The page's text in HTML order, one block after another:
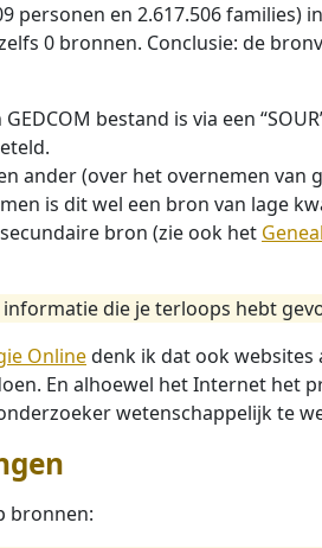
personen en 2.617.506
0 bronnen. Conclusie: de
bestand is via een
ander (over het overnemen
is dit wel een bron van lage
bron (zie ook het
die je terloops hebt
Onlinedenk ik dat ook websites
En alhoewel het Internet
wetenschappelijk te
bronnen: